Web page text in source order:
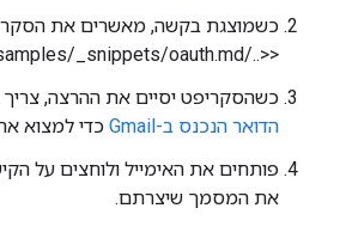
כשמוצגת בקשה, מאשרים את
<<../samples/_snippets/oauth.md>>
כשהסקריפט יסיים את ההרצה,
הדואר הנכנס ב-Gmail
כדי למצוא
פותחים את האימייל ולוחצים על
את המסמך שיצרתם.